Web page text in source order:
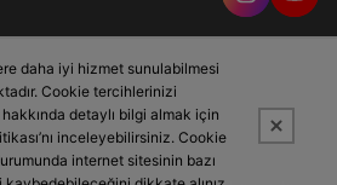
daha iyi hizmet sunulabilmesi
Cookie tercihlerinizi
detaylı bilgi almak için
inceleyebilirsiniz. Cookie
internet sitesinin bazı